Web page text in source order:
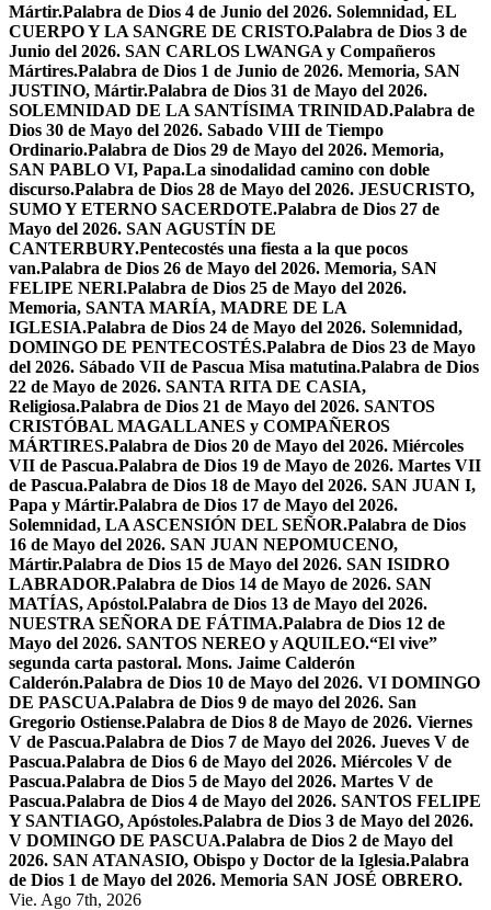
Mártir.Palabra de Dios 4 de Junio del 2026. Solemnidad, EL
CUERPO Y LA SANGRE DE CRISTO.Palabra de Dios 3 de
Junio del 2026. SAN CARLOS LWANGA y Compañeros
Mártires.Palabra de Dios 1 de Junio de 2026. Memoria, SAN
JUSTINO, Mártir.Palabra de Dios 31 de Mayo del 2026.
SOLEMNIDAD DE LA SANTÍSIMA TRINIDAD.Palabra de
Dios 30 de Mayo del 2026. Sabado VIII de Tiempo
Ordinario.Palabra de Dios 29 de Mayo del 2026. Memoria,
SAN PABLO VI, Papa.La sinodalidad camino con doble
discurso.Palabra de Dios 28 de Mayo del 2026. JESUCRISTO,
SUMO Y ETERNO SACERDOTE.Palabra de Dios 27 de
Mayo del 2026. SAN AGUSTÍN DE
CANTERBURY.Pentecostés una fiesta a la que pocos
van.Palabra de Dios 26 de Mayo del 2026. Memoria, SAN
FELIPE NERI.Palabra de Dios 25 de Mayo del 2026.
Memoria, SANTA MARÍA, MADRE DE LA
IGLESIA.Palabra de Dios 24 de Mayo del 2026. Solemnidad,
DOMINGO DE PENTECOSTÉS.Palabra de Dios 23 de Mayo
del 2026. Sábado VII de Pascua Misa matutina.Palabra de Dios
22 de Mayo de 2026. SANTA RITA DE CASIA,
Religiosa.Palabra de Dios 21 de Mayo del 2026. SANTOS
CRISTÓBAL MAGALLANES y COMPAÑEROS
MÁRTIRES.Palabra de Dios 20 de Mayo del 2026. Miércoles
VII de Pascua.Palabra de Dios 19 de Mayo de 2026. Martes VII
de Pascua.Palabra de Dios 18 de Mayo del 2026. SAN JUAN I,
Papa y Mártir.Palabra de Dios 17 de Mayo del 2026.
Solemnidad, LA ASCENSIÓN DEL SEÑOR.Palabra de Dios
16 de Mayo del 2026. SAN JUAN NEPOMUCENO,
Mártir.Palabra de Dios 15 de Mayo del 2026. SAN ISIDRO
LABRADOR.Palabra de Dios 14 de Mayo de 2026. SAN
MATÍAS, Apóstol.Palabra de Dios 13 de Mayo del 2026.
NUESTRA SEÑORA DE FÁTIMA.Palabra de Dios 12 de
Mayo del 2026. SANTOS NEREO y AQUILEO.“El vive”
segunda carta pastoral. Mons. Jaime Calderón
Calderón.Palabra de Dios 10 de Mayo del 2026. VI DOMINGO
DE PASCUA.Palabra de Dios 9 de mayo del 2026. San
Gregorio Ostiense.Palabra de Dios 8 de Mayo de 2026. Viernes
V de Pascua.Palabra de Dios 7 de Mayo del 2026. Jueves V de
Pascua.Palabra de Dios 6 de Mayo del 2026. Miércoles V de
Pascua.Palabra de Dios 5 de Mayo del 2026. Martes V de
Pascua.Palabra de Dios 4 de Mayo del 2026. SANTOS FELIPE
Y SANTIAGO, Apóstoles.Palabra de Dios 3 de Mayo del 2026.
V DOMINGO DE PASCUA.Palabra de Dios 2 de Mayo del
2026. SAN ATANASIO, Obispo y Doctor de la Iglesia.Palabra
de Dios 1 de Mayo del 2026. Memoria SAN JOSÉ OBRERO.
Vie. Ago 7th, 2026